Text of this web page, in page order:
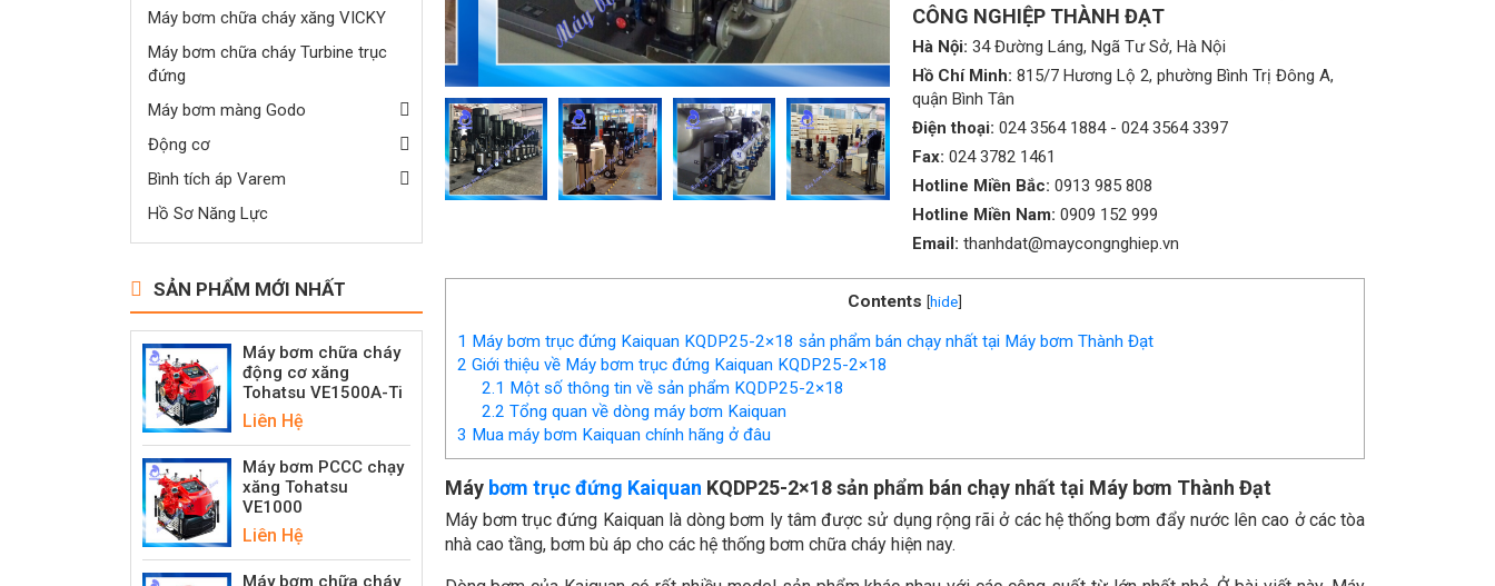
Máy bơm chữa cháy xăng VICKY
Máy bơm chữa cháy Turbine trục
đứng
Máy bơm màng Godo
Động cơ
Bình tích áp Varem
Hồ Sơ Năng Lực
SẢN PHẨM MỚI NHẤT
Máy bơm chữa cháy
động cơ xăng
Tohatsu VE1500A-Ti
Liên Hệ
Máy bơm PCCC chạy
xăng Tohatsu
VE1000
Liên Hệ
Máy bơm chữa cháy
CÔNG NGHIỆP THÀNH ĐẠT
Hà Nội: 34 Đường Láng, Ngã Tư Sở, Hà Nội
Hồ Chí Minh: 815/7 Hương Lộ 2, phường Bình Trị Đông A,
quận Bình Tân
Điện thoại: 024 3564 1884- 024 3564 3397
Fax: 024 3782 1461
Hotline Miền Bắc: 0913 985 808
Hotline Miền Nam: 0909 152 999
Email: thanhdat@maycongnghiep.vn
Contents [hide]
1 Máy bơm trục đứng Kaiquan KQDP25-2×18 sản phẩm bán chạy nhất tại Máy bơm Thành Đạt
2 Giới thiệu về Máy bơm trục đứng Kaiquan KQDP25-2×18
2.1 Một số thông tin về sản phẩm KQDP25-2×18
2.2 Tổng quan về dòng máy bơm Kaiquan
3 Mua máy bơm Kaiquan chính hãng ở đâu
Máy bơm trục đứng Kaiquan KQDP25-2×18 sản phẩm bán chạy nhất tại Máy bơm Thành Đạt
Máy bơm trục đứng Kaiquan là dòng bơm ly tâm được sử dụng rộng rãi ở các hệ thống bơm đẩy nước lên cao ở các tòa
nhà cao tầng, bơm bù áp cho các hệ thống bơm chữa cháy hiện nay.